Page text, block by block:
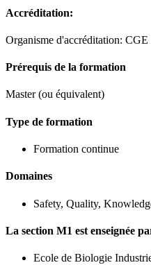
Accréditation:
Organisme d'accréditation: CGE
Prérequis de la formation
Master (ou équivalent)
Type de formation
Formation continue
Domaines
Safety, Quality,
La section M1 est enseignée
Ecole de Biologie